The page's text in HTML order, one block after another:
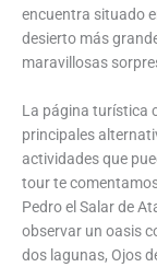
encuentra situado
desierto más
maravillosas
La página turística
principales
actividades que
tour te
Pedro el Salar de
observar un oasis
dos lagunas, Ojos